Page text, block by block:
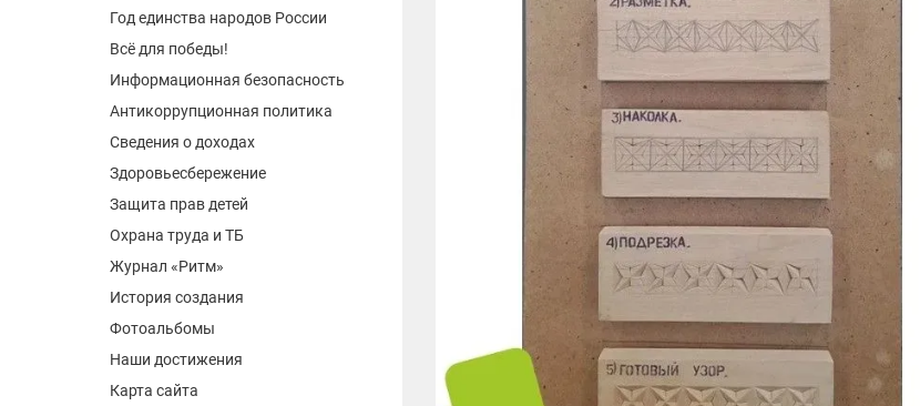
Год единства народов России
Всё для победы!
Информационная безопасность
Антикоррупционная политика
Сведения о доходах
Здоровьесбережение
Защита прав детей
Охрана труда и ТБ
Журнал «Ритм»
История создания
Фотоальбомы
Наши достижения
Карта сайта